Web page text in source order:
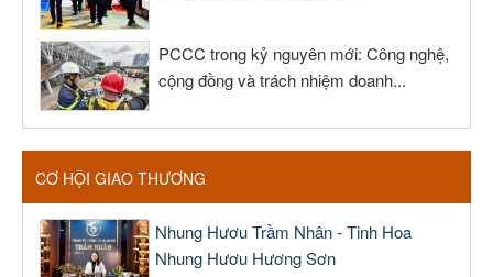
PCCC trong kỷ nguyên mới: Công nghệ,
cộng đồng và trách nhiệm doanh...
CƠ HỘI GIAO THƯƠNG
Nhung Hươu Trầm Nhân - Tinh Hoa
Nhung Hươu Hương Sơn